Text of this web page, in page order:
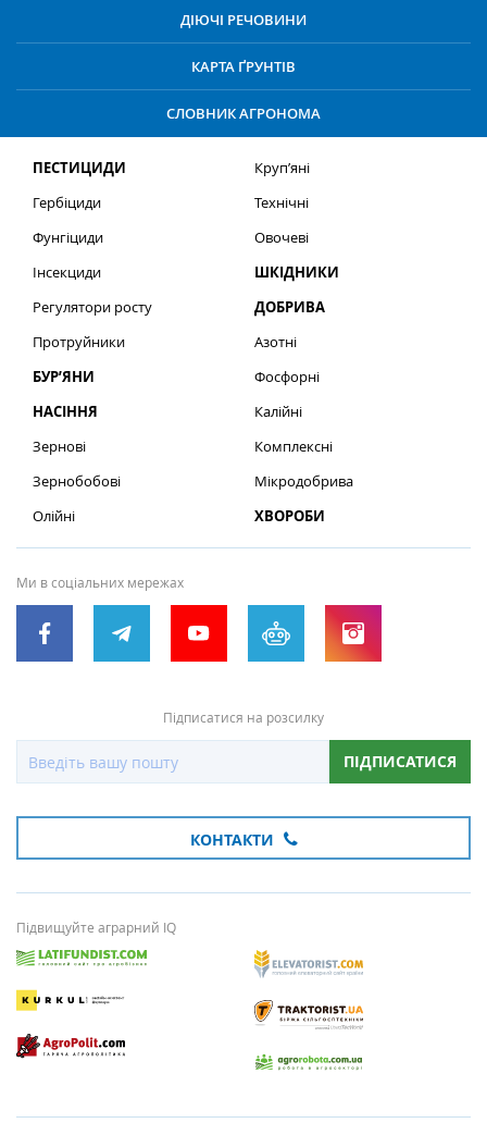
ДІЮЧІ РЕЧОВИНИ
КАРТА ҐРУНТІВ
СЛОВНИК АГРОНОМА
ПЕСТИЦИДИ
Гербіциди
Фунгіциди
Інсекциди
Регулятори росту
Протруйники
БУР’ЯНИ
НАСІННЯ
Зернові
Зернобобові
Олійні
Круп’яні
Технічні
Овочеві
ШКІДНИКИ
ДОБРИВА
Азотні
Фосфорні
Калійні
Комплексні
Мікродобрива
ХВОРОБИ
Ми в соціальних мережах
Підписатися на розсилку
ПІДПИСАТИСЯ
КОНТАКТИ
Підвищуйте аграрний IQ